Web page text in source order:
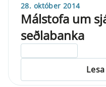
28. október 2014
Málstofa um
seðlabanka